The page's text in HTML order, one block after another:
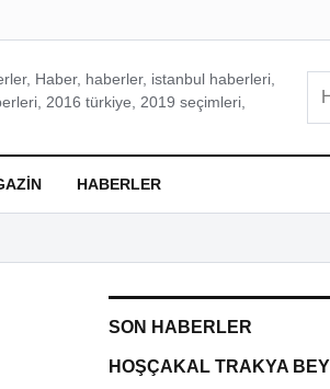
Haber, haberler, istanbul haberleri,
2016 türkiye, 2019 seçimleri,
HABERLER
SON HABERLER
HOŞÇAKAL TRAKYA